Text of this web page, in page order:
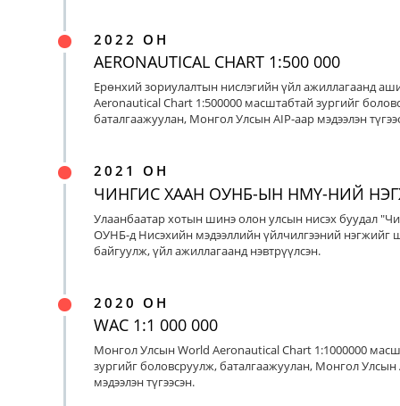
2022 ОН
AERONAUTICAL CHART 1:500 000
Ерөнхий зориулалтын нислэгийн үйл ажиллагаанд
Aeronautical Chart 1:500000 масштабтай зургийг
баталгаажуулан, Монгол Улсын AIP-аар мэдээлэн
2021 ОН
ЧИНГИС ХААН ОУНБ-ЫН НМҮ-НИЙ
Улаанбаатар хотын шинэ олон улсын нисэх буудал
ОУНБ-д Нисэхийн мэдээллийн үйлчилгээний нэгжийг
байгуулж, үйл ажиллагаанд нэвтрүүлсэн.
2020 ОН
WAC 1:1 000 000
Монгол Улсын World Aeronautical Chart 1:1000000
зургийг боловсруулж, баталгаажуулан, Монгол Улсын
мэдээлэн түгээсэн.